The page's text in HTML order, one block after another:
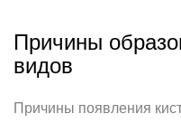
Причины
видов
Причины появления